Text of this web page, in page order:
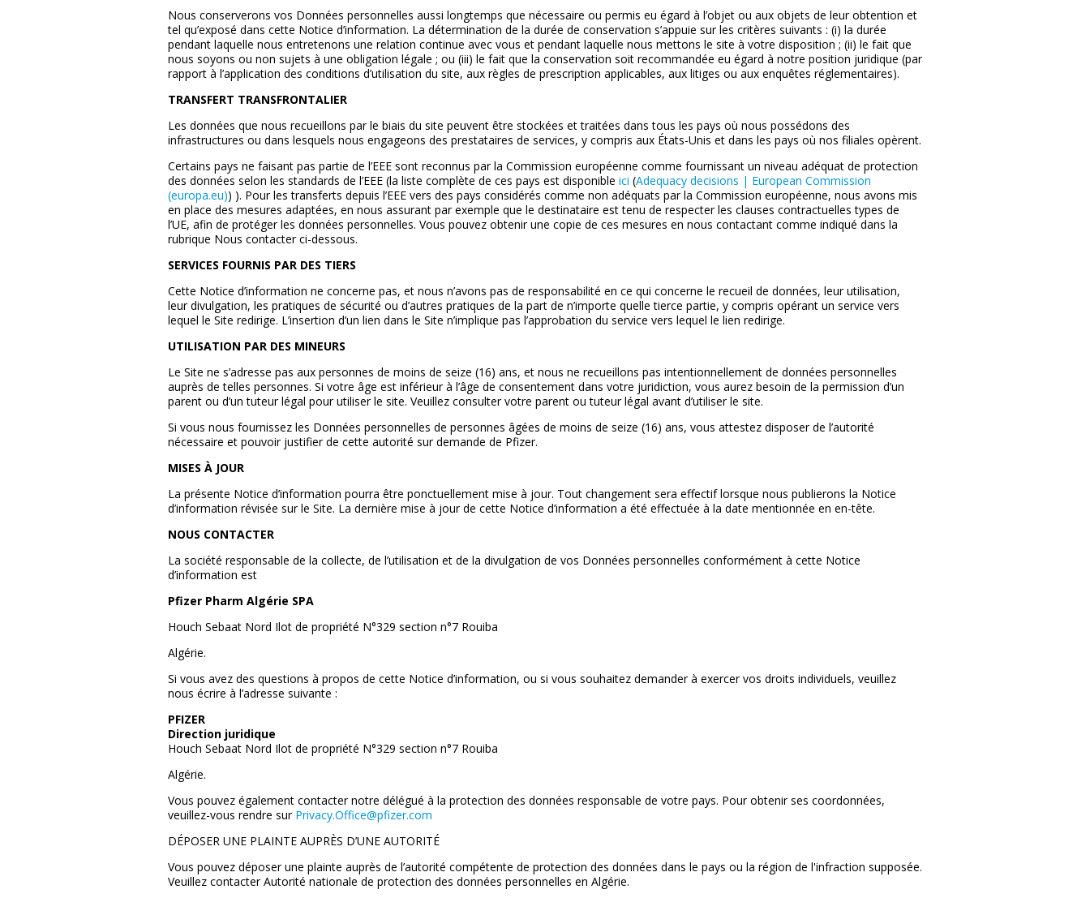
Nous conserverons vos Données personnelles aussi longtemps que nécessaire ou permis eu égard à l’objet ou aux objets de leur obtention et
tel qu’exposé dans cette Notice d’information. La détermination de la durée de conservation s’appuie sur les critères suivants : (i) la durée
pendant laquelle nous entretenons une relation continue avec vous et pendant laquelle nous mettons le site à votre disposition ; (ii) le fait que
nous soyons ou non sujets à une obligation légale ; ou (iii) le fait que la conservation soit recommandée eu égard à notre position juridique (par
rapport à l’application des conditions d’utilisation du site, aux règles de prescription applicables, aux litiges ou aux enquêtes réglementaires).
TRANSFERT TRANSFRONTALIER
Les données que nous recueillons par le biais du site peuvent être stockées et traitées dans tous les pays où nous possédons des
infrastructures ou dans lesquels nous engageons des prestataires de services, y compris aux États-Unis et dans les pays où nos filiales opèrent.
Certains pays ne faisant pas partie de l’EEE sont reconnus par la Commission européenne comme fournissant un niveau adéquat de protection
des données selon les standards de l’EEE (la liste complète de ces pays est disponible ici (Adequacy decisions | European Commission
(europa.eu)) ). Pour les transferts depuis l’EEE vers des pays considérés comme non adéquats par la Commission européenne, nous avons mis
en place des mesures adaptées, en nous assurant par exemple que le destinataire est tenu de respecter les clauses contractuelles types de
l’UE, afin de protéger les données personnelles. Vous pouvez obtenir une copie de ces mesures en nous contactant comme indiqué dans la
rubrique Nous contacter ci-dessous.
SERVICES FOURNIS PAR DES TIERS
Cette Notice d’information ne concerne pas, et nous n’avons pas de responsabilité en ce qui concerne le recueil de données, leur utilisation,
leur divulgation, les pratiques de sécurité ou d’autres pratiques de la part de n’importe quelle tierce partie, y compris opérant un service vers
lequel le Site redirige. L’insertion d’un lien dans le Site n’implique pas l’approbation du service vers lequel le lien redirige.
UTILISATION PAR DES MINEURS
Le Site ne s’adresse pas aux personnes de moins de seize (16) ans, et nous ne recueillons pas intentionnellement de données personnelles
auprès de telles personnes. Si votre âge est inférieur à l’âge de consentement dans votre juridiction, vous aurez besoin de la permission d’un
parent ou d’un tuteur légal pour utiliser le site. Veuillez consulter votre parent ou tuteur légal avant d’utiliser le site.
Si vous nous fournissez les Données personnelles de personnes âgées de moins de seize (16) ans, vous attestez disposer de l’autorité
nécessaire et pouvoir justifier de cette autorité sur demande de Pfizer.
MISES À JOUR
La présente Notice d’information pourra être ponctuellement mise à jour. Tout changement sera effectif lorsque nous publierons la Notice
d’information révisée sur le Site. La dernière mise à jour de cette Notice d’information a été effectuée à la date mentionnée en en-tête.
NOUS CONTACTER
La société responsable de la collecte, de l’utilisation et de la divulgation de vos Données personnelles conformément à cette Notice
d’information est
Pfizer Pharm Algérie SPA
Houch Sebaat Nord Ilot de propriété N°329 section n°7 Rouiba
Algérie.
Si vous avez des questions à propos de cette Notice d’information, ou si vous souhaitez demander à exercer vos droits individuels, veuillez
nous écrire à l’adresse suivante :
PFIZER
Direction juridique
Houch Sebaat Nord Ilot de propriété N°329 section n°7 Rouiba
Algérie.
Vous pouvez également contacter notre délégué à la protection des données responsable de votre pays. Pour obtenir ses coordonnées,
veuillez-vous rendre sur Privacy.Office@pfizer.com
DÉPOSER UNE PLAINTE AUPRÈS D’UNE AUTORITÉ
Vous pouvez déposer une plainte auprès de l’autorité compétente de protection des données dans le pays ou la région de l'infraction supposée.
Veuillez contacter Autorité nationale de protection des données personnelles en Algérie.